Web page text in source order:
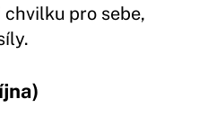
pro sebe,